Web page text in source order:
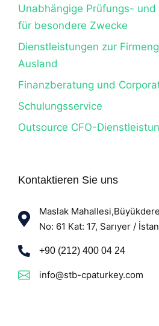
Unabhängige Prüfungs-
für besondere Zwecke
Dienstleistungen zur
Ausland
Finanzberatung und
Schulungsservice
Outsource CFO-
Kontaktieren Sie uns
Maslak
No: 61 Kat: 17, Sarıyer /
+90 (212) 400 04 24
info@stb-cpaturkey.com